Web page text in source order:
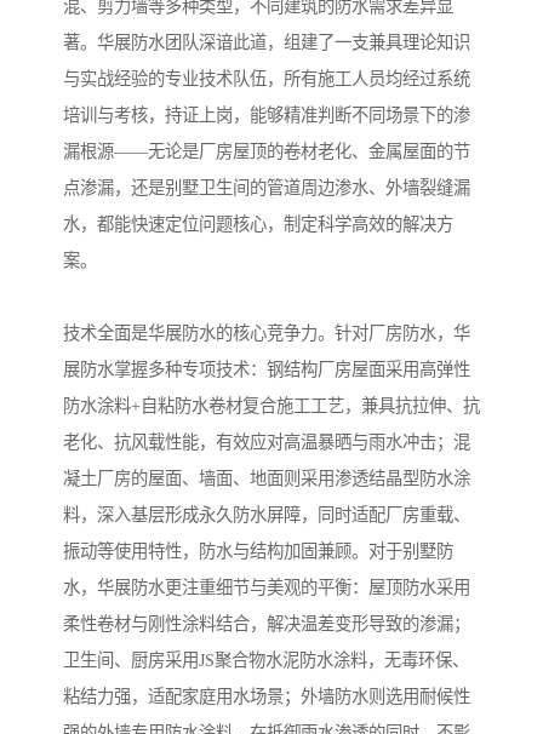
混、剪力墙等多种类型，不同建筑的防水需求差异显
著。华展防水团队深谙此道，组建了一支兼具理论知识
与实战经验的专业技术队伍，所有施工人员均经过系统
培训与考核，持证上岗，能够精准判断不同场景下的渗
漏根源——无论是厂房屋顶的卷材老化、金属屋面的节
点渗漏，还是别墅卫生间的管道周边渗水、外墙裂缝漏
水，都能快速定位问题核心，制定科学高效的解决方
案。
技术全面是华展防水的核心竞争力。针对厂房防水，华
展防水掌握多种专项技术：钢结构厂房屋面采用高弹性
防水涂料+自粘防水卷材复合施工工艺，兼具抗拉伸、抗
老化、抗风载性能，有效应对高温暴晒与雨水冲击；混
凝土厂房的屋面、墙面、地面则采用渗透结晶型防水涂
料，深入基层形成永久防水屏障，同时适配厂房重载、
振动等使用特性，防水与结构加固兼顾。对于别墅防
水，华展防水更注重细节与美观的平衡：屋顶防水采用
柔性卷材与刚性涂料结合，解决温差变形导致的渗漏；
卫生间、厨房采用JS聚合物水泥防水涂料，无毒环保、
粘结力强，适配家庭用水场景；外墙防水则选用耐候性